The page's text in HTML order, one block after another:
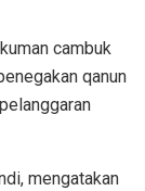
cambuk
qanun
mengatakan